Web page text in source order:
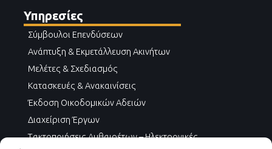
Υπηρεσίες
Σύμβουλοι Επενδύσεων
Ανάπτυξη & Εκμετάλλευση Ακινήτων
Μελέτες & Σχεδιασμός
Κατασκευές & Ανακαινίσεις
Έκδοση Οικοδομικών Αδειών
Διαχείριση Έργων
Τακτοποιήσεις Αυθαιρέτων – Ηλεκτρονικές